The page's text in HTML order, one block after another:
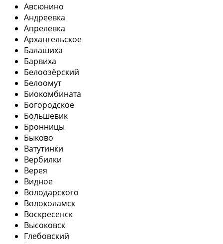
Авсюнино
Андреевка
Апрелевка
Архангельское
Балашиха
Барвиха
Белоозёрский
Белоомут
Биокомбината
Богородское
Большевик
Бронницы
Быково
Ватутинки
Вербилки
Верея
Видное
Володарского
Волоколамск
Воскресенск
Высоковск
Глебовский